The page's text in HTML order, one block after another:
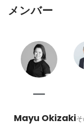
メンバー
Mayu Okizaki